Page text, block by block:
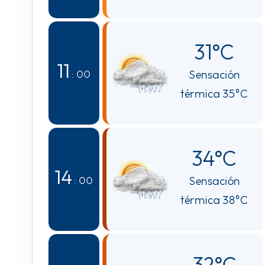
11 : 00
31°C
Sensación
térmica 35°C
14 : 00
34°C
Sensación
térmica 38°C